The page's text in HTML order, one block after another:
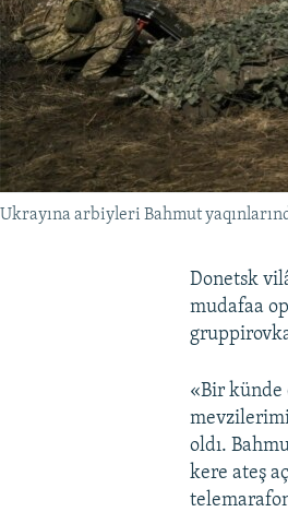
Ukrayına arbiyleri Bahmut
Donetsk
mudafaa
«Bir künde
oldı.
kere ateş